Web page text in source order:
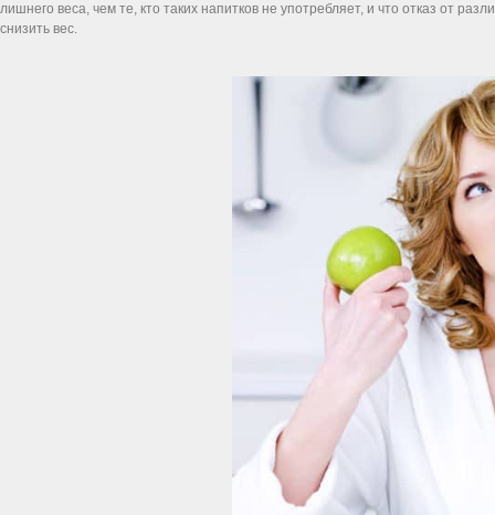
лишнего веса, чем те, кто таких напитков не употребляет, и что отказ от
снизить вес.